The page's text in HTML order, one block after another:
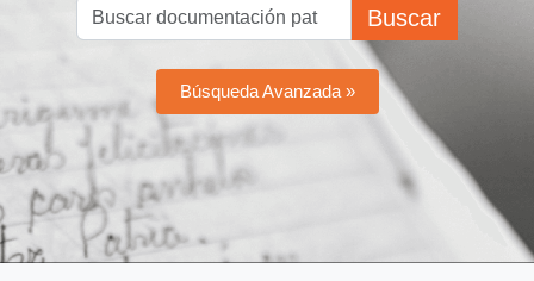
Buscar
Búsqueda Avanzada »